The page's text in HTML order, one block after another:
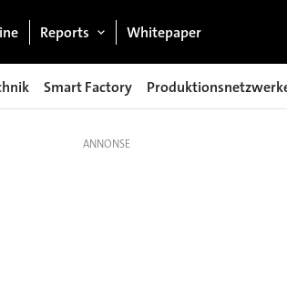
Reports Whitepaper
Smart Factory